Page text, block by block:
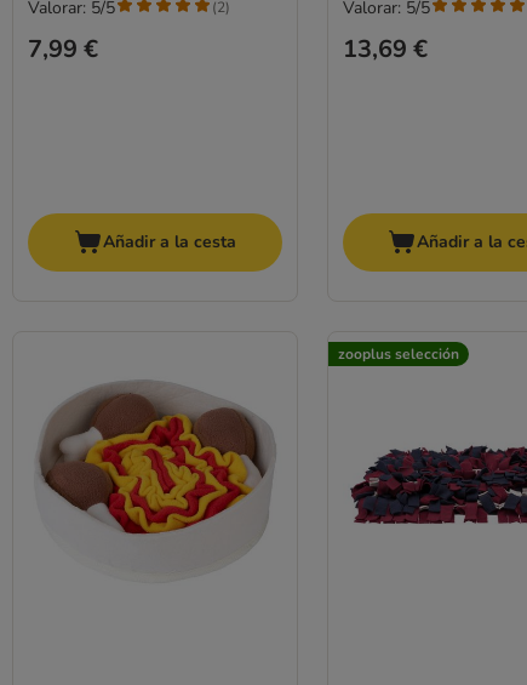
7,99 €
Valorar: 5/5 (2)
Añadir a la cesta
13,69 €
Valorar: 5/5
Añadir a la
zooplus selección